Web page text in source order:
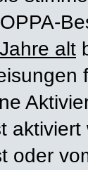
alt
oder